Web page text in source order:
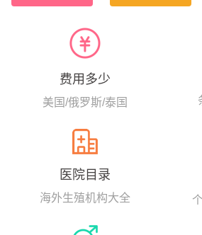
管婴儿经验
年，美国
了美国西海
浆内单精子
例，显著提
费用多少
美国/俄罗斯/泰国
医院目录
海外生殖机构大全